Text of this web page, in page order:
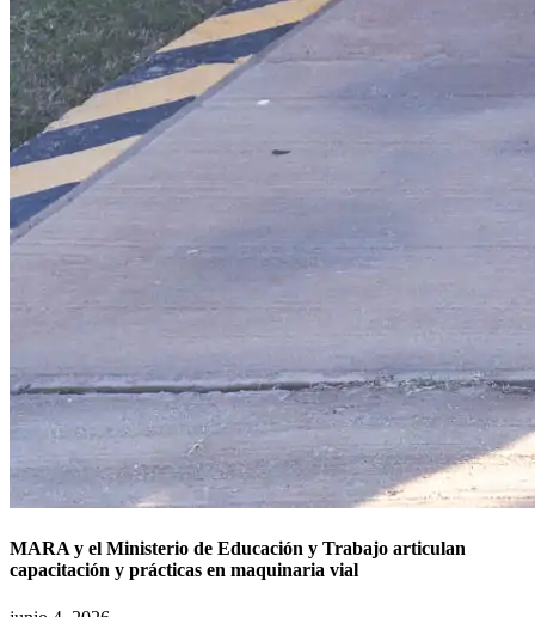
MARA y el Ministerio de Educación y Trabajo articulan
capacitación y prácticas en maquinaria vial